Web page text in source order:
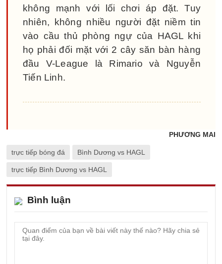
không mạnh với lối chơi áp đặt. Tuy
nhiên, không nhiều người đặt niềm tin
vào cầu thủ phòng ngự của HAGL khi
họ phải đối mặt với 2 cây săn bàn hàng
đầu V-League là Rimario và Nguyễn
Tiến Linh.
PHƯƠNG MAI
trực tiếp bóng đá Bình Dương vs HAGL
trực tiếp Bình Dương vs HAGL
Bình luận